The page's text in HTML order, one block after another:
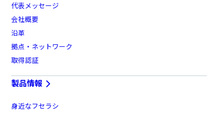
代表メッセージ
会社概要
沿革
拠点・ネットワーク
取得認証
製品情報
身近なフセラシ